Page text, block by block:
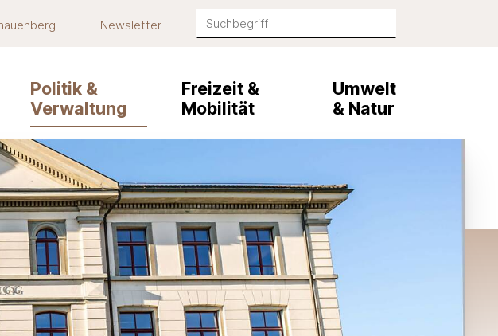
Newsletter
Suchbegriff
Politik &
Verwaltung
Freizeit &
Mobilität
Umwelt
& Natur